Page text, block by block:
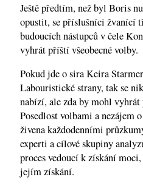
Ještě předtím, než byl Boris
opustit, se příslušníci žvanící
budoucích nástupců v čele
vyhrát příští všeobecné volby.
Pokud jde o sira Keira
Labouristické strany, tak se
nabízí, ale zda by mohl
Posedlost volbami a nezájem
živena každodenními
experti a cílové skupiny
proces vedoucí k získání
jejím získání.